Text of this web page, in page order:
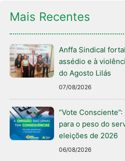
Mais Recentes
Anffa Sindical
assédio e à
do Agosto Lilás
07/08/2026
“Vote
para o peso do
eleições de 2026
06/08/2026